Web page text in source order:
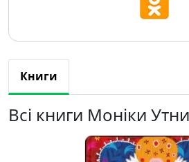
Книги
Всі книги Моніки